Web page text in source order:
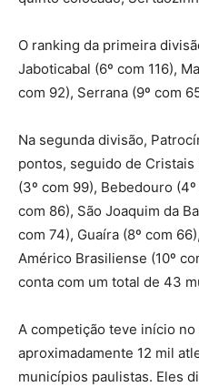
O ranking da primeira
Jaboticabal (6º com 116),
com 92), Serrana (9º com
Na segunda divisão,
pontos, seguido de Cristais
(3º com 99), Bebedouro
com 86), São Joaquim da
com 74), Guaíra (8º com
Américo Brasiliense (10º
conta com um total de 43
A competição teve início
aproximadamente 12 mil
municípios paulistas. Eles